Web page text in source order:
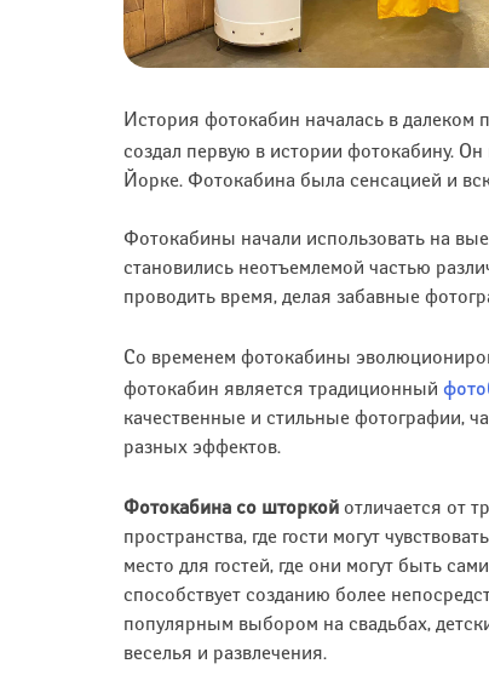
История фотокабин началась в далеком
создал первую в истории фотокабину. Он
Йорке. Фотокабина была сенсацией и
Фотокабины начали использовать на
становились неотъемлемой частью
проводить время, делая забавные
Со временем фотокабины
фотокабин является традиционный
качественные и стильные фотографии,
разных эффектов.
Фотокабина со шторкой отличается от
пространства, где гости могут
место для гостей, где они могут быть
способствует созданию более
популярным выбором на свадьбах,
веселья и развлечения.